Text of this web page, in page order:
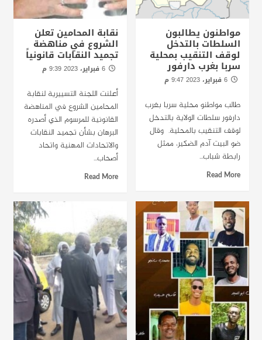
مواطنون يطالبون
السلطات بالتدخل
لوقف التنقيب بمحلية
سربا بغرب دارفور
6 فبراير، 2023 9:47 م
طالب مواطنو محلية سربا بغرب
دارفور سلطات الولاية بالتدخل
لوقف التنقيب بالمحلية. وقال
ضو البيت آدم الضكير، ممثل
رابطة شباب...
Read More
نقابة المحامين تعلن
الشروع في مناهضة
تجميد النقابات قانونياً
6 فبراير، 2023 9:39 م
أعلنت اللجنة التسييرية لنقابة
المحامين الشروع في المناهضة
القانونية للمرسوم الذي أصدره
البرهان بشأن تجميد النقابات
والاتحادات المهنية واتحاد
أصحاب...
Read More